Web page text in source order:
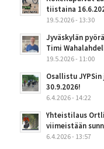
tiistaina
19.5.2026 - 13:30
Jyväskylän
Timi
19.5.2026 - 11:00
Osallistu
30.9.2026!
6.4.2026 - 14:22
Yhteistilaus
viimeistään
6.4.2026 - 13:57